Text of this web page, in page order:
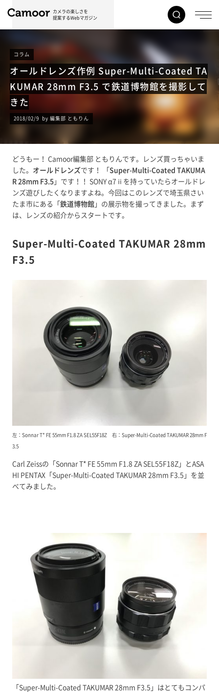
カメラの楽しさを
提案するWebマガジン
コラム
オールドレンズ作例 Super-Multi-Coated TA
KUMAR 28mm F3.5 で鉄道博物館を撮影して
きた
2018/02/9 by 編集部 ともりん
どうもー！ Camoor編集部 ともりんです。レンズ買っちゃいま
した。 オールドレンズです！ 「 Super-Multi-Coated TAKUMA
R 28mm F3.5 」です！！ SONY α7ⅱを持っていたらオールドレ
ンズ遊びしたくなりますよね。今回はこのレンズで埼玉県さい
たま市にある「 鉄道博物館 」の展示物を撮ってきました。まず
は、レンズの紹介からスタートです。
Super-Multi-Coated TAKUMAR 28mm
F3.5
左：Sonnar T* FE 55mm F1.8 ZA SEL55F18Z 右：Super-Multi-Coated TAKUMAR 28mm F
3.5
Carl Zeissの「Sonnar T* FE 55mm F1.8 ZA SEL55F18Z」とASA
HI PENTAX「Super-Multi-Coated TAKUMAR 28mm F3.5」を並
べてみました。
「Super-Multi-Coated TAKUMAR 28mm F3.5」はとてもコンパ